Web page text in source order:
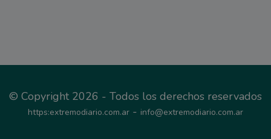
© Copyright 2026 - Todos los derechos reservados
https:extremodiario.com.ar - info@extremodiario.com.ar